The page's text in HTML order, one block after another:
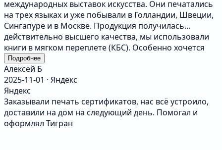
международных выставок искусства. Они печатались
на трех языках и уже побывали в Голландии, Швеции,
Сингапуре и в Москве. Продукция получилась
действительно высшего качества, мы использовали
книги в мягком переплете (КБС). Особенно хочется
выделить индивидуальный подход и внимание
сотрудников к деталям, так как визуализация
произведений искусства требует особого отношения.
Будем работать с типографией на постоянной основе
и всем рекомендуем как настоящих профессионалов!
Подробнее
Алексей Б
2025-11-01 · Яндекс
Яндекс
Заказывали печать сертификатов, нас всё устроило,
доставили на дом на следующий день. Помогал и
оформлял Тигран